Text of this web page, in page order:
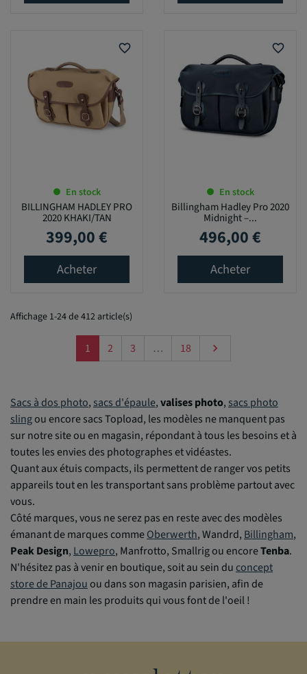
favorite_border
En stock
BILLINGHAM HADLEY PRO
2020 KHAKI/TAN
Prix
399,00 €
Acheter
favorite_border
En stock
Billingham Hadley Pro 2020
Midnight –...
Prix
496,00 €
Acheter
Affichage 1-24 de 412 article(s)
1 2 3 … 18 Suivant

Sacs à dos photo, sacs d'épaule,valises photo, sacs photo
slingou encore sacs Topload, les modèles ne manquent pas
sur notre site ou en magasin, répondant à tous les besoins et à
toutes les envies des photographes et vidéastes.
Quant aux étuis compacts, ils permettent de ranger vos petits
appareils tout en les transportant sans problème partout avec
vous.
Côté marques, vous ne serez pas en reste avec des modèles
émanant de marques commeOberwerth, Wandrd, Billingham,
Peak Design, Lowepro, Manfrotto, Smallrig ou encoreTenba.
N'hésitez pas à venir en boutique, soit au sein duconcept
store de Panajouou dans son magasin parisien, afin de
prendre en main les produits qui vous font de l'oeil !